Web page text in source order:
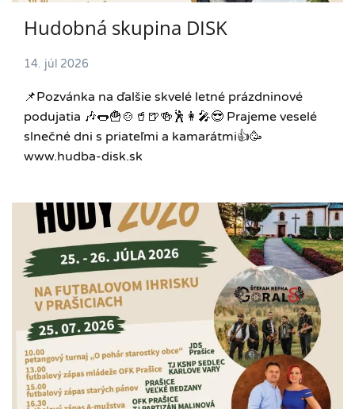
Hudobná skupina DISK
14. júl 2026
📌Pozvánka na ďalšie skvelé letné prázdninové
podujatia 🎶🌭🍟🍲🥤🍺🍻🕺👩‍🎤😎 Prajeme veselé
slnečné dni s priateľmi a kamarátmi👍🥳
www.hudba-disk.sk